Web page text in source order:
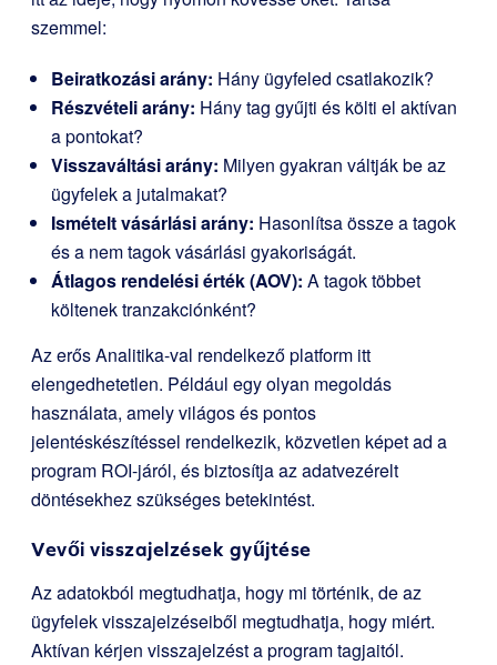
szemmel:
Beiratkozási arány: Hány ügyfeled csatlakozik?
Részvételi arány: Hány tag gyűjti és költi el aktívan
a pontokat?
Visszaváltási arány: Milyen gyakran váltják be az
ügyfelek a jutalmakat?
Ismételt vásárlási arány: Hasonlítsa össze a tagok
és a nem tagok vásárlási gyakoriságát.
Átlagos rendelési érték (AOV): A tagok többet
költenek tranzakciónként?
Az erős Analitika-val rendelkező platform itt
elengedhetetlen. Például egy olyan megoldás
használata, amely világos és pontos
jelentéskészítéssel rendelkezik, közvetlen képet ad a
program ROI-járól, és biztosítja az adatvezérelt
döntésekhez szükséges betekintést.
Vevői visszajelzések gyűjtése
Az adatokból megtudhatja, hogy mi történik, de az
ügyfelek visszajelzéseiből megtudhatja, hogy miért.
Aktívan kérjen visszajelzést a program tagjaitól.